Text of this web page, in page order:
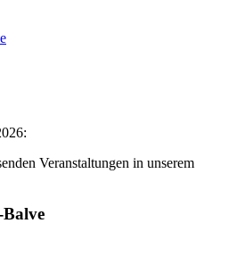
Veranstaltungen in unserem